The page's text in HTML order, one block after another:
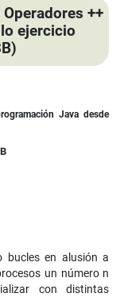
++
ejercicio
Java desde
bucles en alusión a
un número n
con distintas